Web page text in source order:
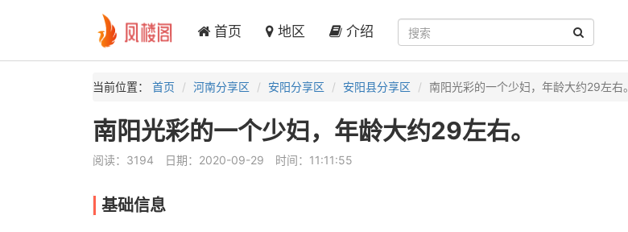
首页 地区 介绍
当前位置： 首页 河南分享区 安阳分享区 安阳县分享区 南阳光彩的一个少妇，年龄大约29左右。
南阳光彩的一个少妇，年龄大约29左右。
阅读：3194 日期：2020-09-29 时间：11:11:55
基础信息